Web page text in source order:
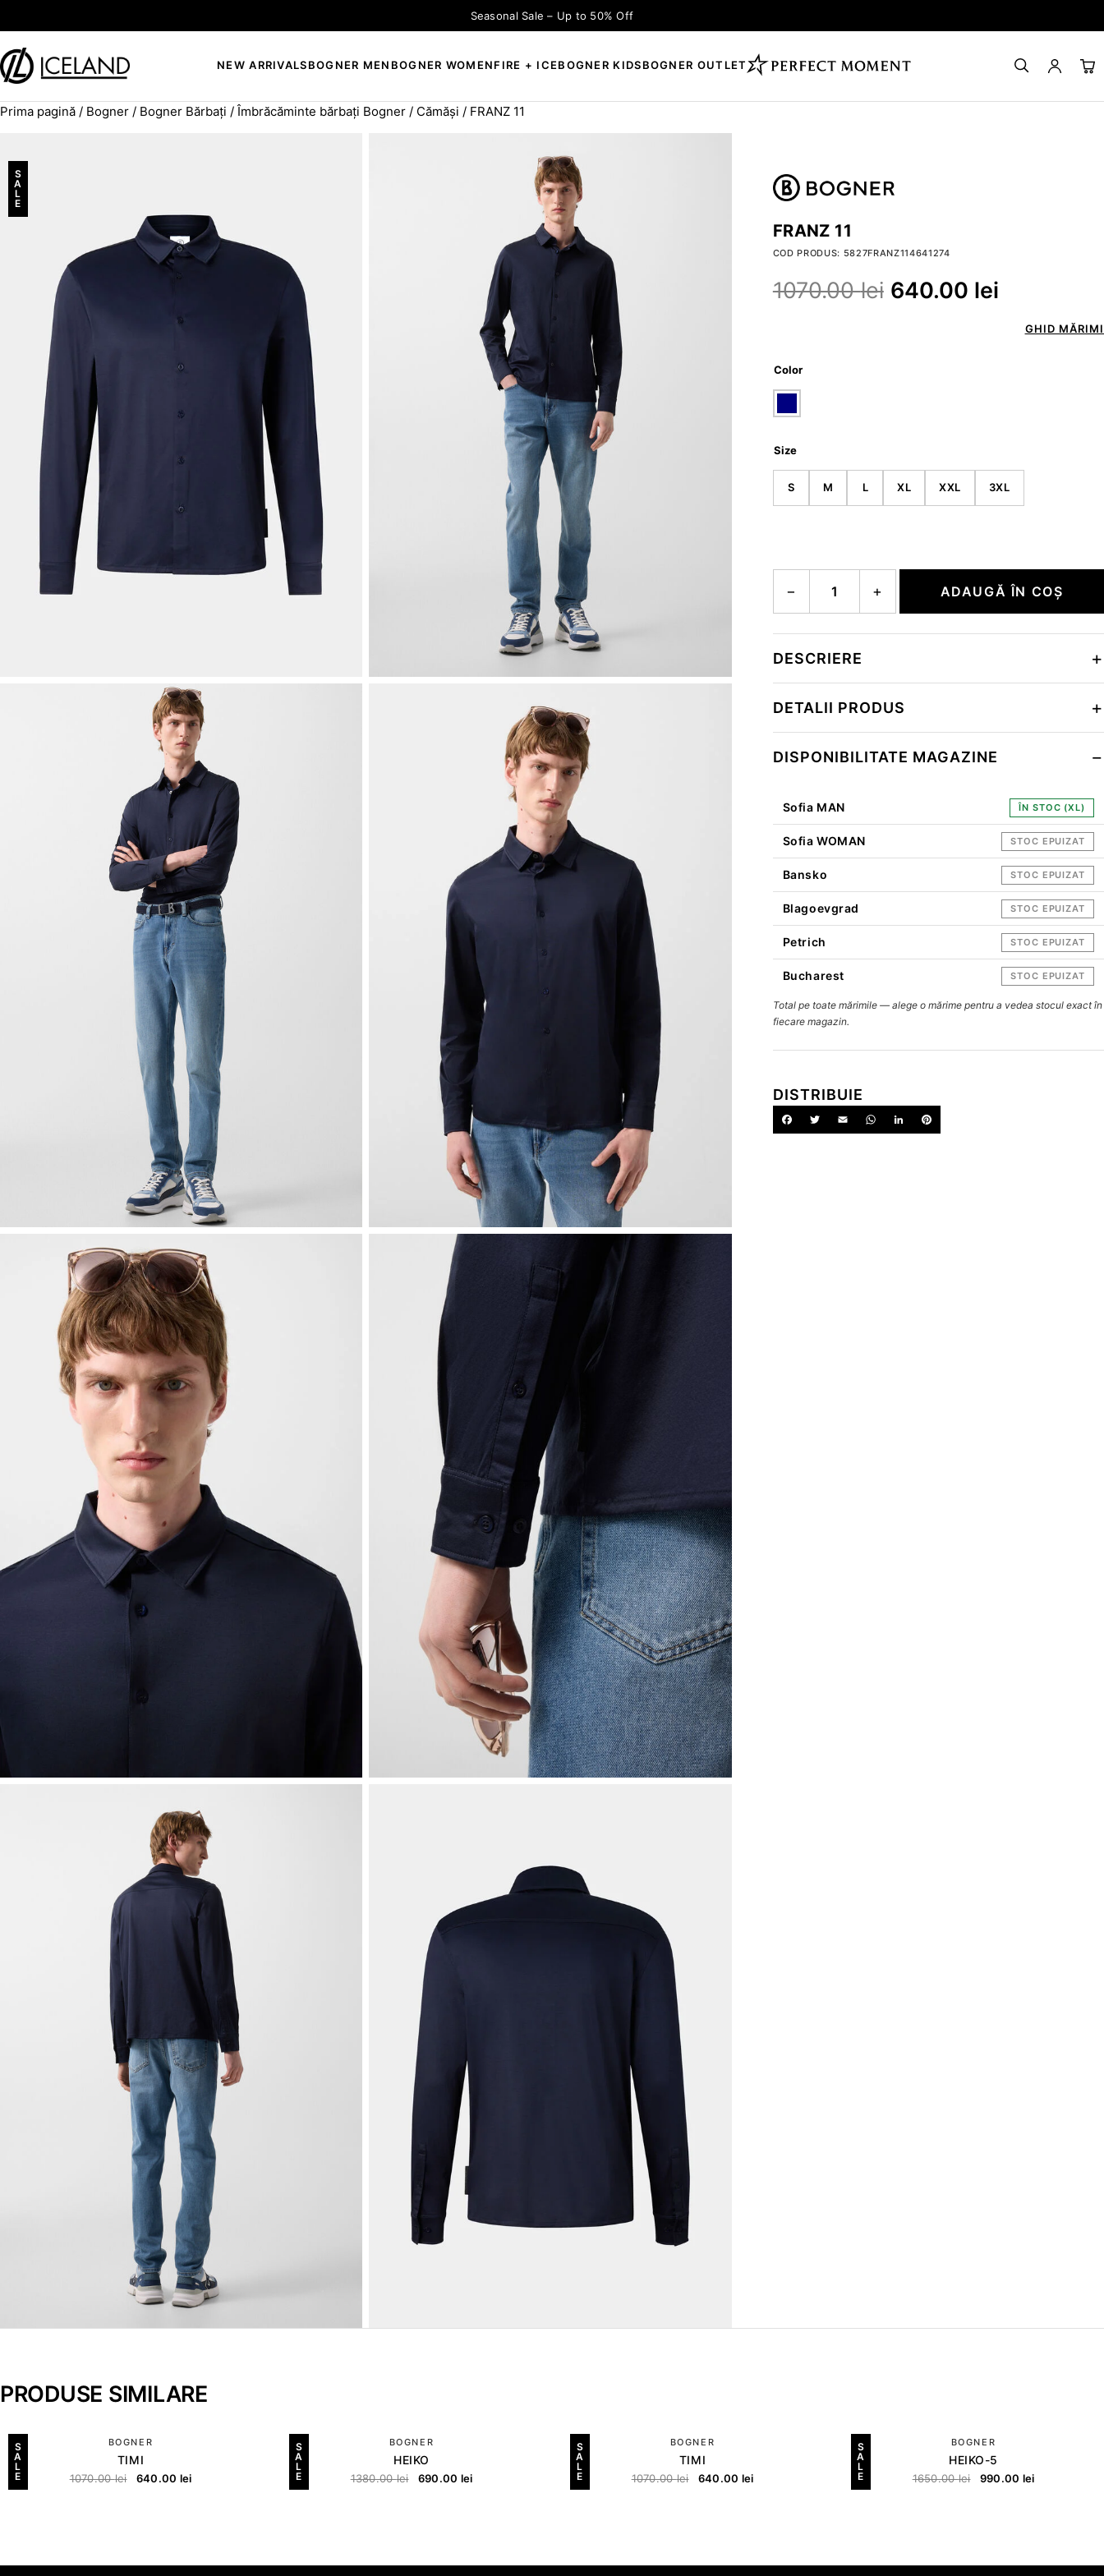
Seasonal Sale – Up to 50% Off
NEW ARRIVALSBOGNER MEN BOGNER WOMENFIRE + ICEBOGNER KIDSBOGNER OUTLET
CAUTĂ ×
Prima pagină / Bogner / Bogner Bărbați / Îmbrăcăminte bărbați Bogner / Cămăși / FRANZ 11
S
A
L
E
FRANZ 11
COD PRODUS: 5827FRANZ114641274
1070.00lei 640.00 lei
GHID MĂRIMI
Color
Size
S M L XL XXL 3XL
− + ADAUGĂ ÎN COȘ
DESCRIERE
DETALII PRODUS
DISPONIBILITATE MAGAZINE
Sofia MAN ÎN STOC (XL)
Sofia WOMAN STOC EPUIZAT
Bansko STOC EPUIZAT
Blagoevgrad STOC EPUIZAT
Petrich STOC EPUIZAT
Bucharest STOC EPUIZAT
Total pe toate mărimile — alege o mărime pentru a vedea stocul exact în
fiecare magazin.
DISTRIBUIE
PRODUSE SIMILARE
S
A
L
E
BOGNER
TIMI
1070.00lei 640.00 lei
S
A
L
E
BOGNER
HEIKO
1380.00lei 690.00 lei
S
A
L
E
BOGNER
TIMI
1070.00lei 640.00 lei
S
A
L
E
BOGNER
HEIKO-5
1650.00lei 990.00 lei